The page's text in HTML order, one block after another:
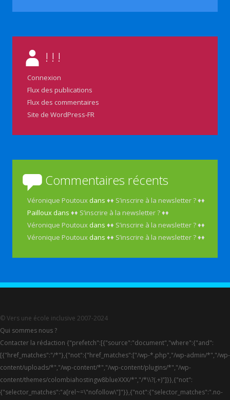
! ! !
Connexion
Flux des publications
Flux des commentaires
Site de WordPress-FR
Commentaires récents
Véronique Poutoux dans♦♦ S’inscrire à la newsletter ? ♦♦
Pailloux dans♦♦ S’inscrire à la newsletter ? ♦♦
Véronique Poutoux dans♦♦ S’inscrire à la newsletter ? ♦♦
Véronique Poutoux dans♦♦ S’inscrire à la newsletter ? ♦♦
© Vers une école inclusive 2007-2024
Qui sommes nous ?
Contacter la rédaction {"prefetch":[{"source":"document","where":{"and":
[{"href_matches":"/*"},{"not":{"href_matches":["/wp-*.php","/wp-admin/*","/wp-
content/uploads/*","/wp-content/*","/wp-content/plugins/*","/wp-
content/themes/colombiahostingw8blueXXX/*","/*\\?(.+)"]}},{"not":
{"selector_matches":"a[rel~=\"nofollow\"]"}},{"not":{"selector_matches":".no-